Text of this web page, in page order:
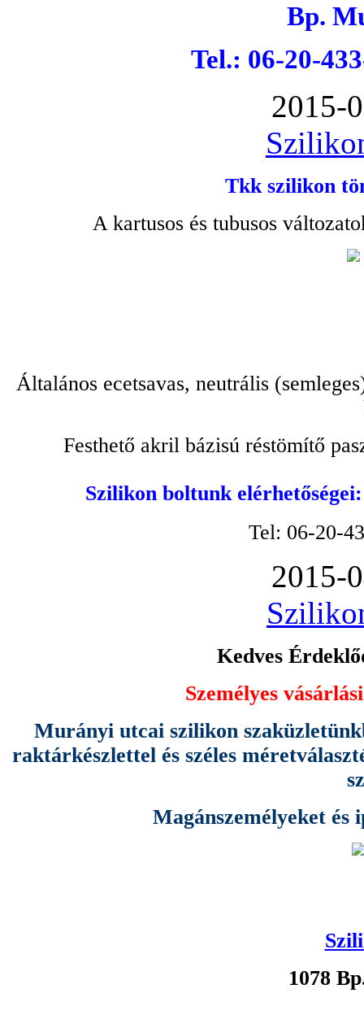
Bp.
Tel.: 06-20-
2015-
Tkk szilikon
A kartusos és tubusos
Általános ecetsavas, neutrális
Festhető akril bázisú réstömítő
Szilikon boltunk
Tel: 06-20-
2015-
Kedves
Személyes
Murányi utcai szilikon
raktárkészlettel és széles
Magánszemélyeket és
1078